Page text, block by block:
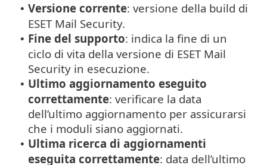
• Versione corrente: versione della build di
ESET Mail Security.
• Fine del supporto: indica la fine di un
ciclo di vita della versione di ESET Mail
Security in esecuzione.
• Ultimo aggiornamento eseguito
correttamente: verificare la data
dell’ultimo aggiornamento per assicurarsi
che i moduli siano aggiornati.
• Ultima ricerca di aggiornamenti
eseguita correttamente: data dell’ultimo